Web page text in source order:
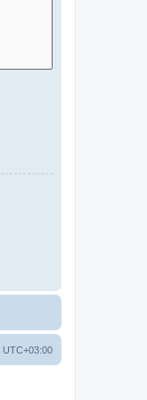
UTC+03:00